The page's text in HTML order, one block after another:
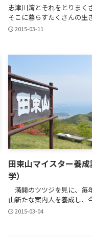
志津川湾とそれをとりまく
そこに暮らすたくさんの生
2015-03-11
田束山マイスター養
学）
満開のツツジを見に、毎
山新たな案内人を養成し、
2015-03-04